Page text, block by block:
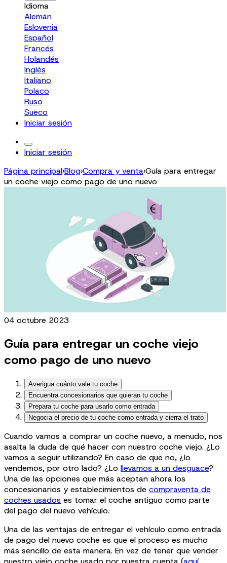
Idioma
Alemán
Eslovenia
Español
Francés
Holandés
Inglés
Italiano
Polaco
Ruso
Sueco
Iniciar sesión
Iniciar sesión
Página principal›Blog›Compra y venta›Guía para entregar
un coche viejo como pago de uno nuevo
04 octubre 2023
Guía para entregar un coche viejo
como pago de uno nuevo
Averigua cuánto vale tu coche
Encuentra concesionarios que quieran tu coche
Prepara tu coche para usarlo como entrada
Negocia el precio de tu coche como entrada y cierra el trato
Cuando vamos a comprar un coche nuevo, a menudo, nos
asalta la duda de qué hacer con nuestro coche viejo. ¿Lo
vamos a seguir utilizando? En caso de que no, ¿lo
vendemos, por otro lado? ¿Lo llevamos a un desguace?
Una de las opciones que más aceptan ahora los
concesionarios y establecimientos de compraventa de
coches usados es tomar el coche antiguo como parte
del pago del nuevo vehículo.
Una de las ventajas de entregar el vehículo como entrada
de pago del nuevo coche es que el proceso es mucho
más sencillo de esta manera. En vez de tener que vender